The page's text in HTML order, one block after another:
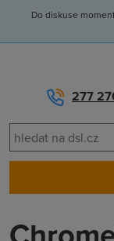
Do diskuse
277